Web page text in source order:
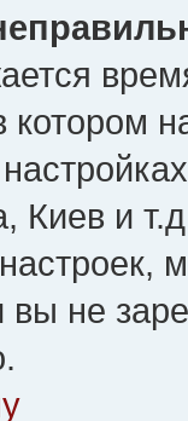
котором
Киев и
вы не